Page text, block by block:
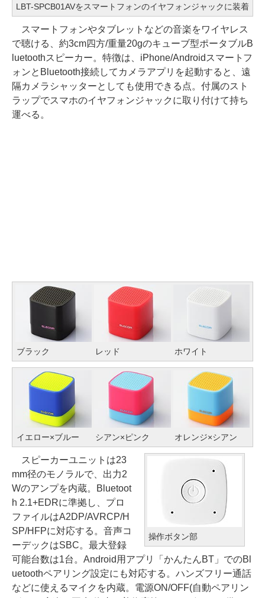
LBT-SPCB01AVをスマートフォンのイヤフォンジャックに装着
スマートフォンやタブレットなどの音楽をワイヤレス
で聴ける、約3cm四方/重量20gのキューブ型ポータブルB
luetoothスピーカー。特徴は、iPhone/Androidスマートフ
ォンとBluetooth接続してカメラアプリを起動すると、遠
隔カメラシャッターとしても使用できる点。付属のスト
ラップでスマホのイヤフォンジャックに取り付けて持ち
運べる。
ブラック レッド ホワイト
イエロー×ブルー シアン×ピンク オレンジ×シアン
操作ボタン部
スピーカーユニットは23
mm径のモノラルで、出力2
Wのアンプを内蔵。Bluetoot
h 2.1+EDRに準拠し、プロ
ファイルはA2DP/AVRCP/H
SP/HFPに対応する。音声コ
ーデックはSBC。最大登録
可能台数は1台。Android用アプリ「かんたんBT」でのBl
uetoothペアリング設定にも対応する。ハンズフリー通話
などに使えるマイクを内蔵。電源ON/OFF(自動ペアリン